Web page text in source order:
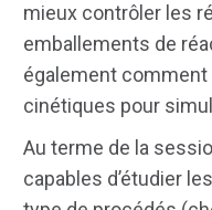
mieux contrôler les
emballements de
également
cinétiques pour
Au terme de la
capables d’étudier